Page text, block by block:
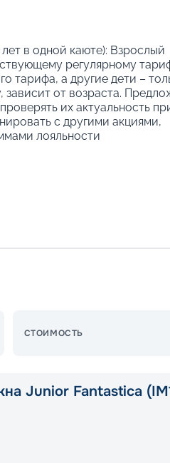
в одной каюте): Взрослый
регулярному
тарифа, а другие дети –
от возраста.
их актуальность
с другими акциями,
лояльности
СТОИМОСТЬ
Junior Fantastica